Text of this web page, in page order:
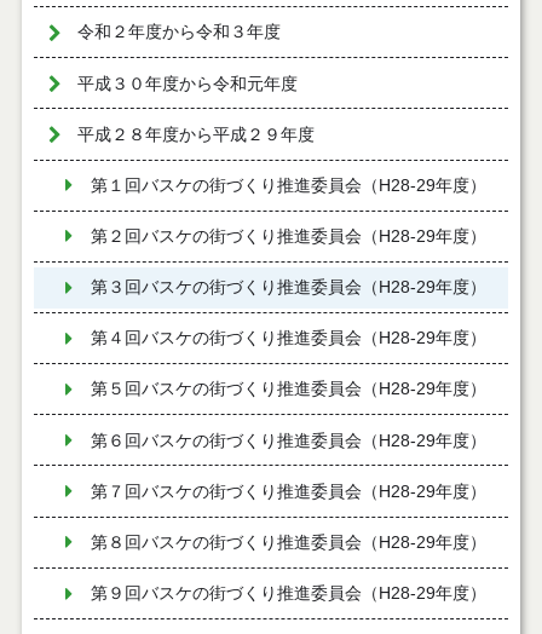
令和２年度から令和３年度
平成３０年度から令和元年度
平成２８年度から平成２９年度
第１回バスケの街づくり推進委員会（H28-29年度）
第２回バスケの街づくり推進委員会（H28-29年度）
第３回バスケの街づくり推進委員会（H28-29年度）
第４回バスケの街づくり推進委員会（H28-29年度）
第５回バスケの街づくり推進委員会（H28-29年度）
第６回バスケの街づくり推進委員会（H28-29年度）
第７回バスケの街づくり推進委員会（H28-29年度）
第８回バスケの街づくり推進委員会（H28-29年度）
第９回バスケの街づくり推進委員会（H28-29年度）